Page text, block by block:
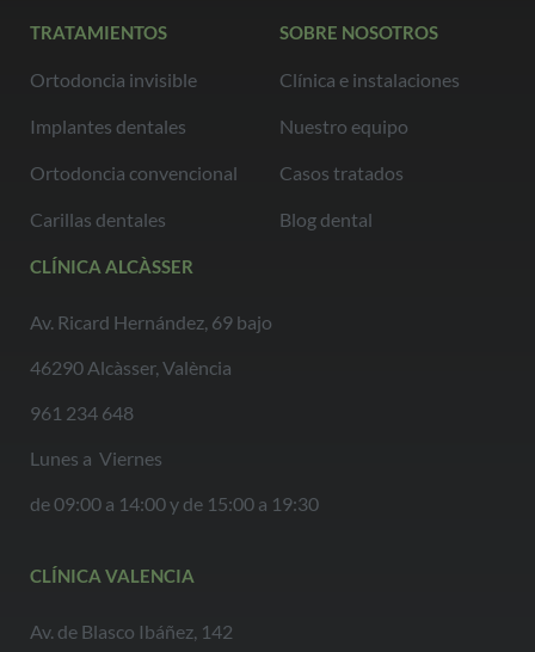
TRATAMIENTOS
Ortodoncia invisible
Implantes dentales
Ortodoncia convencional
Carillas dentales
SOBRE NOSOTROS
Clínica e instalaciones
Nuestro equipo
Casos tratados
Blog dental
CLÍNICA ALCÀSSER
Av. Ricard Hernández, 69 bajo
46290 Alcàsser, València
961 234 648
Lunes a Viernes
de 09:00 a 14:00 y de 15:00 a 19:30
CLÍNICA VALENCIA
Av. de Blasco Ibáñez, 142